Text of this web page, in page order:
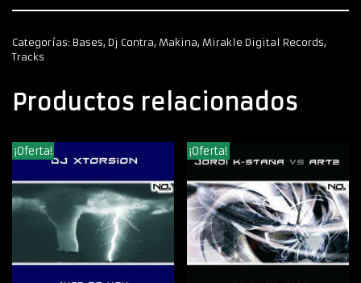
Categorías: Bases, Dj Contra, Makina, Mirakle Digital Records,
Tracks
Productos relacionados
¡Oferta! ¡Oferta!